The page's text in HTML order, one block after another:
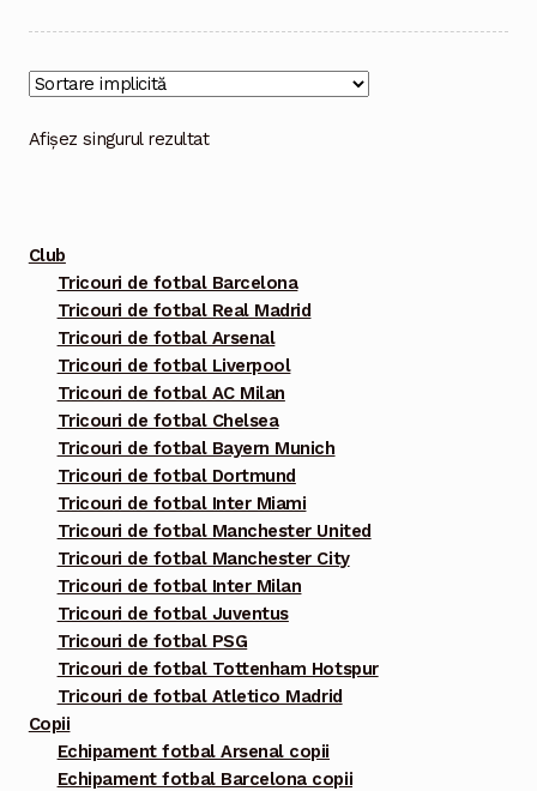
mai
Afișez singurul rezultat
Club
Tricouri de fotbal Barcelona
Tricouri de fotbal Real Madrid
Tricouri de fotbal Arsenal
Tricouri de fotbal Liverpool
Tricouri de fotbal AC Milan
Tricouri de fotbal Chelsea
Tricouri de fotbal Bayern Munich
Tricouri de fotbal Dortmund
Tricouri de fotbal Inter Miami
Tricouri de fotbal Manchester United
Tricouri de fotbal Manchester City
Tricouri de fotbal Inter Milan
Tricouri de fotbal Juventus
Tricouri de fotbal PSG
Tricouri de fotbal Tottenham Hotspur
Tricouri de fotbal Atletico Madrid
Copii
Echipament fotbal Arsenal copii
Echipament fotbal Barcelona copii